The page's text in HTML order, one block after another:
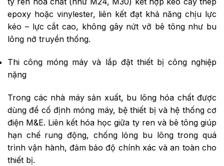
epoxy hoặc vinylester, liên kết đạt khả năng chịu lực
kéo – lực cắt cao, không gây nứt vỡ bê tông như bu
lông nở truyền thống.
Thi công móng máy và lắp đặt thiết bị công nghiệp
nặng
Trong các nhà máy sản xuất, bu lông hóa chất được
dùng để cố định móng máy, bệ thiết bị và hệ thống cơ
điện M&E. Liên kết hóa học giữa ty ren và bê tông giúp
hạn chế rung động, chống lỏng bu lông trong quá
trình vận hành, đảm bảo độ chính xác và an toàn cho
thiết bị.